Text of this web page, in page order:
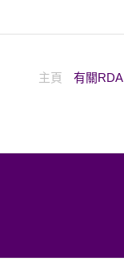
主頁 有關RDA